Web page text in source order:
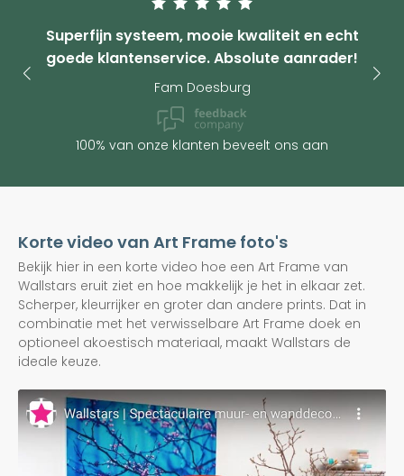
Superfijn systeem, mooie kwaliteit en echt
goede klantenservice. Absolute aanrader!
Fam Doesburg
100% van onze klanten beveelt ons aan
Korte video van Art Frame foto's
Bekijk hier in een korte video hoe een Art Frame van
Wallstars eruit ziet en hoe makkelijk je het in elkaar zet.
Scherper, kleurrijker en groter dan andere prints. Dat in
combinatie met het verwisselbare Art Frame doek en
optioneel akoestisch materiaal, maakt Wallstars de
ideale keuze.